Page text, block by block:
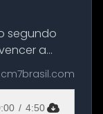
segundo
a
(19), na
Depois
cm7brasil.com
/ 4:50